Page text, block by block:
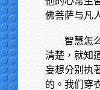
佛菩萨与凡
智慧怎
清楚，就知
妄想分别执
的。我们穿